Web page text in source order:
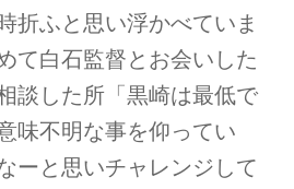
折ふと思い浮かべていま
て白石監督とお会いした
談した所「黒崎は最低で
味不明な事を仰ってい
ーと思いチャレンジして